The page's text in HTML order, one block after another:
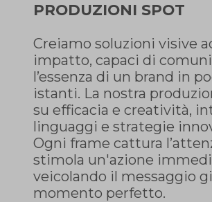
PRODUZIONI SPOT
Creiamo soluzioni visive
impatto, capaci di
l’essenza di un brand in
istanti. La nostra
su efficacia e creatività,
linguaggi e strategie
Ogni frame cattura
stimola un'azione
veicolando il messaggio
momento perfetto.